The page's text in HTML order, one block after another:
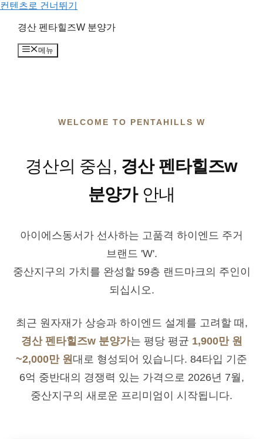
컨텐츠로 건너뛰기
경산 펜타힐즈W 분양가
메뉴
WELCOME TO PENTAHILLS W
경산의 중심, 경산 펜타힐즈w
분양가안내
아이에스동서가 선사하는 고품격 하이엔드 주거
브랜드 'W'.
중산지구의 가치를 완성할 59층 랜드마크의 주인이
되십시오.
최근 원자재가 상승과 하이엔드 설계를 고려할 때,
경산 펜타힐즈w 분양가는 평당 평균 1,900만 원
~2,000만 원대로 형성되어 있습니다. 84타입 기준
6억 중반대의 경쟁력 있는 가격으로 2026년 7월,
중산지구의 새로운 프리미엄이 시작됩니다.